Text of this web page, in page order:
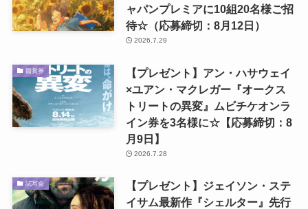
ャパンプレミアに10組20名様ご招
待☆（応募締切：8月12日）
2026.7.29
鑑賞券
【プレゼント】アン・ハサウェイ
×ユアン・マクレガー『オークス
トリートの異変』ムビチケオンラ
イン券を3名様に☆【応募締切：8
月9日】
2026.7.28
試写会
【プレゼント】ジェイソン・ステ
イサム最新作『シェルター』先行